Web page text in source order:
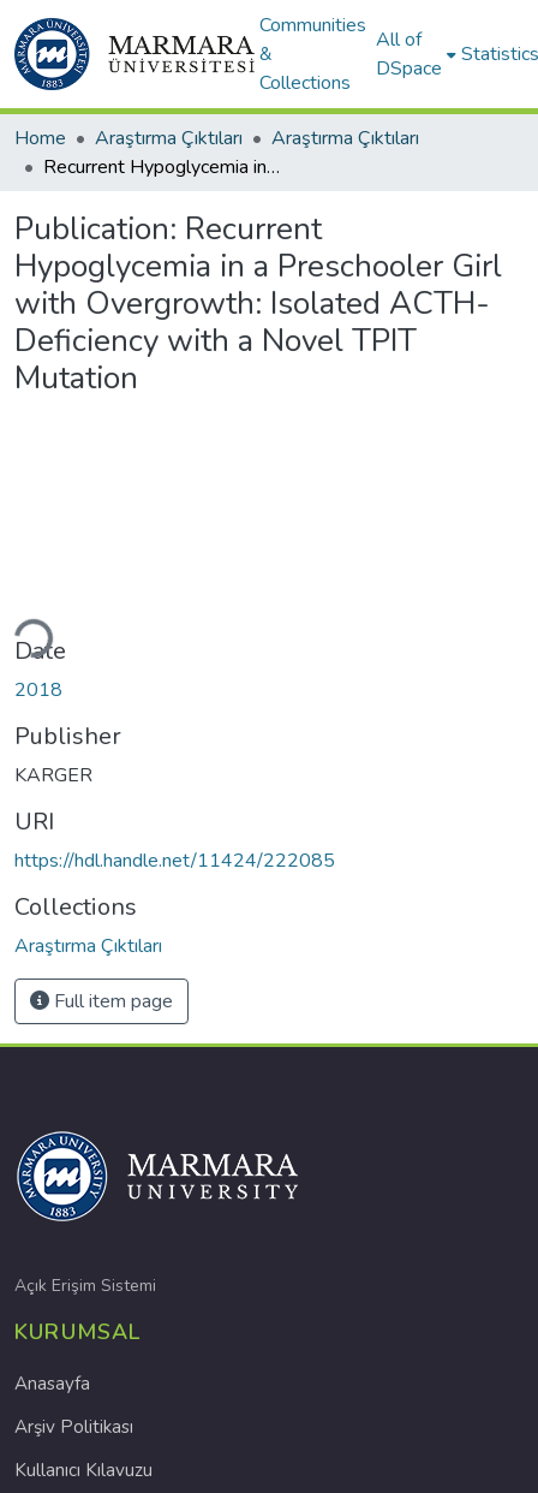
Communities
&
Collections
All of
DSpace
Statistics
Home Araştırma Çıktıları
Araştırma Çıktıları
Recurrent Hypoglycemia in a Preschooler Girl with Overgrowth: Isolated ACTH-Deficiency with a Novel TPIT Mutation
Publication: Recurrent
Hypoglycemia in a Preschooler Girl
with Overgrowth: Isolated ACTH-
Deficiency with a Novel TPIT
Mutation
Date
2018
Publisher
KARGER
URI
https://hdl.handle.net/11424/222085
Collections
Araştırma Çıktıları
Full item page
Açık Erişim Sistemi
KURUMSAL
Anasayfa
Arşiv Politikası
Kullanıcı Kılavuzu